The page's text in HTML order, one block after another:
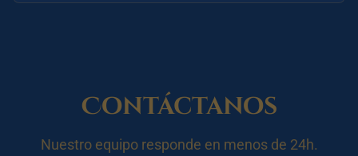
Contáctanos
Nuestro equipo responde en menos de 24h.